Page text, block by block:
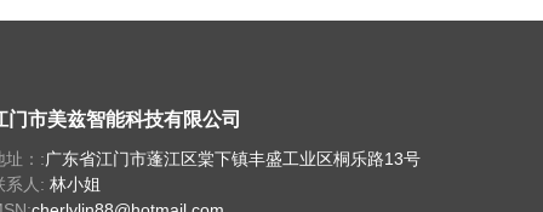
门市美兹智能科技有限公司
址：:广东省江门市蓬江区棠下镇丰盛工业区桐乐路13号
系人: 林小姐